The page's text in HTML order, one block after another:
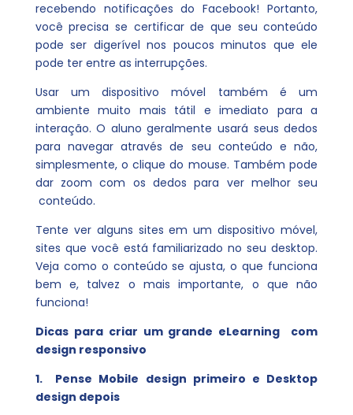
recebendo notificações do Facebook! Portanto,
você precisa se certificar de que seu conteúdo
pode ser digerível nos poucos minutos que ele
pode ter entre as interrupções.
Usar um dispositivo móvel também é um
ambiente muito mais tátil e imediato para a
interação. O aluno geralmente usará seus dedos
para navegar através de seu conteúdo e não,
simplesmente, o clique do mouse. Também pode
dar zoom com os dedos para ver melhor seu
conteúdo.
Tente ver alguns sites em um dispositivo móvel,
sites que você está familiarizado no seu desktop.
Veja como o conteúdo se ajusta, o que funciona
bem e, talvez o mais importante, o que não
funciona!
Dicas para criar um grande eLearning com
design responsivo
1. Pense Mobile design primeiro e Desktop
design depois